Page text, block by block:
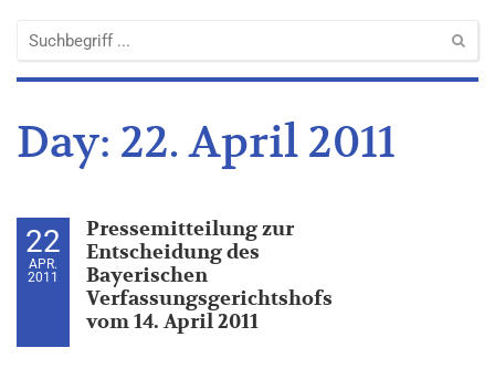
Day: 22. April 2011
22
APR.
2011
Pressemitteilung zur
Entscheidung des
Bayerischen
Verfassungsgerichtshofs
vom 14. April 2011